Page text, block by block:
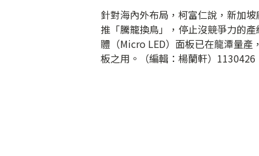
針對海內外布局，柯富仁說，新加
推「騰籠換鳥」，停止沒競爭力的
體（Micro LED）面板已在龍潭量產
板之用。（編輯：楊蘭軒）1130426